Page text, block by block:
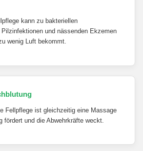
kann zu bakteriellen
Pilzinfektionen und nässenden Ekzemen
wenig Luft bekommt.
Fellpflege ist gleichzeitig eine Massage
fördert und die Abwehrkräfte weckt.